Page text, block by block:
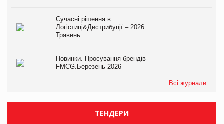
Сучасні рішення в
Логістиці&Дистрибуції – 2026.
Травень
Новинки. Просування брендів
FMCG.Березень 2026
Всі журнали
ТЕНДЕРИ